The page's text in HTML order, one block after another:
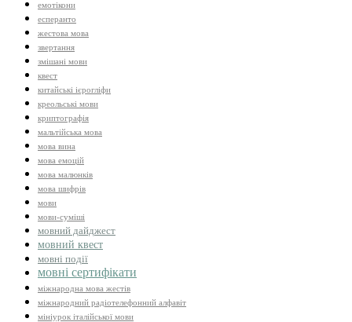
емотікони
есперанто
жестова мова
звертання
змішані мови
квест
китайські ієрогліфи
креольські мови
криптографія
мальтійська мова
мова вина
мова емоцій
мова малюнків
мова шифрів
мови
мови-суміші
мовний дайджест
мовний квест
мовні події
мовні сертифікати
міжнародна мова жестів
міжнародний радіотелефонний алфавіт
мініурок італійської мови